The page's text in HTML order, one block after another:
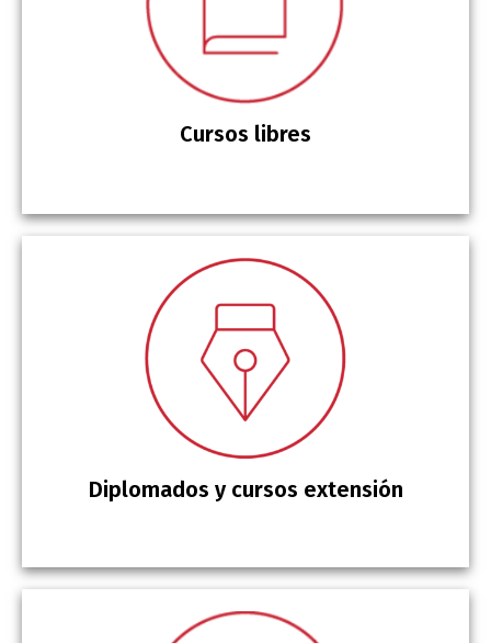
Cursos libres
Diplomados y cursos extensión